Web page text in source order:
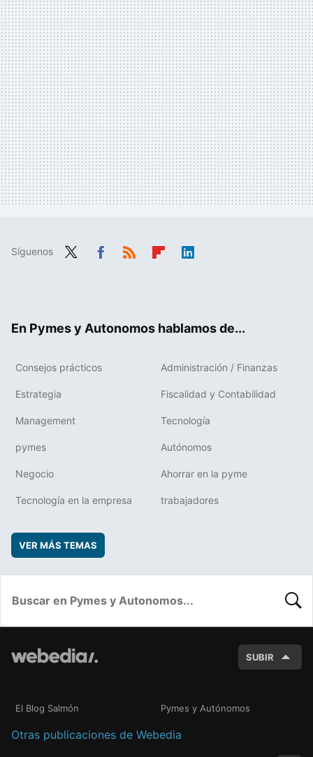
Síguenos
En Pymes y Autonomos hablamos de...
Consejos prácticos Administración / Finanzas
Estrategia Fiscalidad y Contabilidad
Management Tecnología
pymes Autónomos
Negocio Ahorrar en la pyme
Tecnología en la empresa trabajadores
VER MÁS TEMAS
SUBIR
El Blog Salmón Pymes y Autónomos
Otras publicaciones de Webedia